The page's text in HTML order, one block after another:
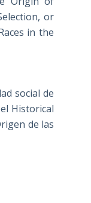
or
in the
social de
Historical
de las